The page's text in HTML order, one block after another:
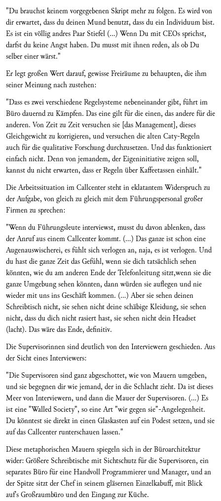
"Du brauchst keinem vorgegebenen Skript mehr zu folgen. Es wird von
dir erwartet, dass du deinen Mund benutzt, dass du ein Individuum bist.
Es ist ein völlig andres Paar Stiefel (...) Wenn Du mit CEOs sprichst,
darfst du keine Angst haben. Du musst mit ihnen reden, als ob Du
selber einer wärst."
Er legt großen Wert darauf, gewisse Freiräume zu behaupten, die ihm
seiner Meinung nach zustehen:
"Dass es zwei verschiedene Regelsysteme nebeneinander gibt, führt im
Büro dauernd zu Kämpfen. Das eine gilt für die einen, das andere für die
anderen. Von Zeit zu Zeit versuchen sie [das Management], dieses
Gleichgewicht zu korrigieren, und versuchen die alten Caty-Regeln
auch für die qualitative Forschung durchzusetzen. Und das funktioniert
einfach nicht. Denn von jemandem, der Eigeninitiative zeigen soll,
kannst du nicht erwarten, dass er Regeln über Kaffeetassen einhält."
Die Arbeitssituation im Callcenter steht in eklatantem Widerspruch zu
der Aufgabe, von gleich zu gleich mit dem Führungspersonal großer
Firmen zu sprechen:
"Wenn du Führungsleute interviewst, musst du davon ablenken, dass
der Anruf aus einem Callcenter kommt. (...) Das ganze ist schon eine
Augenauswischerei, es fühlt sich verlogen an, naja, es ist verlogen. Und
du hast die ganze Zeit das Gefühl, wenn sie dich tatsächlich sehen
könnten, wie du am anderen Ende der Telefonleitung sitzt,wenn sie die
ganze Umgebung sehen könnten, dann würden sie auflegen und nie
wieder mit uns ins Geschäft kommen. (...) Aber sie sehen deinen
Schreibtisch nicht, sie sehen nicht deine schäbige Kleidung, sie sehen
nicht, dass du dich nicht rasiert hast, sie sehen nicht dein Headset
(lacht). Das wäre das Ende, definitiv.
Die Supervisorinnen sind deutlich von den Interviewern geschieden. Aus
der Sicht eines Interviewers:
"Die Supervisoren sind ganz abgeschottet, wie von Mauern umgeben,
und sie begegnen dir wie jemand, der in die Schlacht zieht. Da ist dieses
Meer von Interviewern, und dann die Mauer der Supervisoren. (...) Es
ist eine "Walled Society", so eine Art "wir gegen sie"-Angelegenheit.
Du könntest sie direkt in einen Glaskasten auf ein Podest setzen, und sie
auf das Callcenter runterschauen lassen."
Diese metaphorischen Mauern spiegeln sich in der Büroarchitektur
wider: Größere Schreibtische mit Sichtschutz für die Supervisoren, ein
separates Büro für eine Handvoll Programmierer und Manager, und an
der Spitze sitzt der Chef in seinem gläsernen Einzelkabuff, mit Blick
auf's Großraumbüro und den Eingang zur Küche.